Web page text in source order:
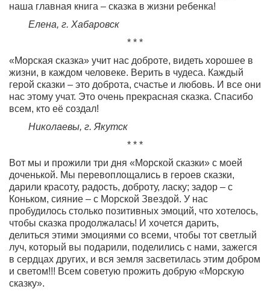
наша главная книга – сказка в жизни ребенка!
Елена, г. Хабаровск
* * *
«Морская сказка» учит нас доброте, видеть хорошее в
жизни, в каждом человеке. Верить в чудеса. Каждый
герой сказки – это доброта, счастье и любовь. И все они
нас этому учат. Это очень прекрасная сказка. Спасибо
всем, кто её создал!
Николаевы, г. Якутск
* * *
Вот мы и прожили три дня «Морской сказки» с моей
доченькой. Мы перевоплощались в героев сказки,
дарили красоту, радость, доброту, ласку; задор – с
Коньком, сияние – с Морской Звездой. У нас
пробудилось столько позитивных эмоций, что хотелось,
чтобы сказка продолжалась! И хочется дарить,
делиться этими эмоциями со всеми, чтобы тот светлый
луч, который вы подарили, поделились с нами, зажегся
в сердцах других, и вся земля засветилась этим добром
и светом!!! Всем советую прожить добрую «Морскую
сказку».